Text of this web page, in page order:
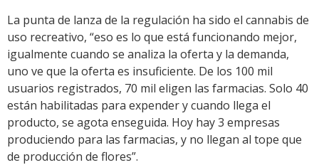
La punta de lanza de la regulación ha sido el cannabis de
uso recreativo, “eso es lo que está funcionando mejor,
igualmente cuando se analiza la oferta y la demanda,
uno ve que la oferta es insuficiente. De los 100 mil
usuarios registrados, 70 mil eligen las farmacias. Solo 40
están habilitadas para expender y cuando llega el
producto, se agota enseguida. Hoy hay 3 empresas
produciendo para las farmacias, y no llegan al tope que
de producción de flores”.